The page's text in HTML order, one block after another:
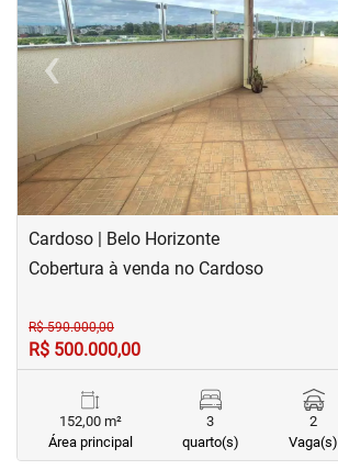
‹Previous
Cardoso | Belo Horizonte
Cobertura à venda no Cardoso
R$ 590.000,00
R$ 500.000,00
152,00 m²
Área principal
3
quarto(s)
2
Vaga(s)